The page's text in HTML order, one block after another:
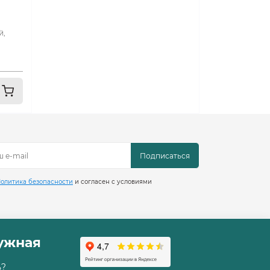
Подписаться
безопасности и согласен с условиями